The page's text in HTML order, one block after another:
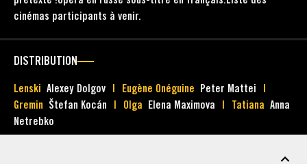
cinémas participants à venir.
DISTRIBUTION
Lenski Alexey Dolgov Eugène Onéguine Peter Mattei
Gremin Štefan Kocán Olga Elena Maximova Tatiana Anna
Netrebko